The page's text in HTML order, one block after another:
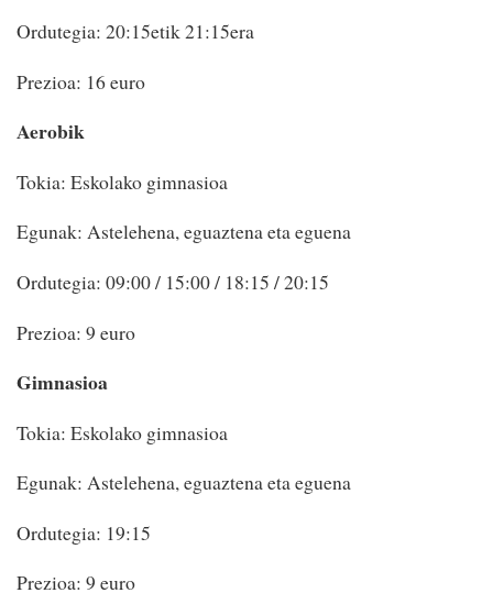
Ordutegia: 20:15etik 21:15era
Prezioa: 16 euro
Aerobik
Tokia: Eskolako gimnasioa
Egunak: Astelehena, eguaztena eta eguena
Ordutegia: 09:00 / 15:00 / 18:15 / 20:15
Prezioa: 9 euro
Gimnasioa
Tokia: Eskolako gimnasioa
Egunak: Astelehena, eguaztena eta eguena
Ordutegia: 19:15
Prezioa: 9 euro